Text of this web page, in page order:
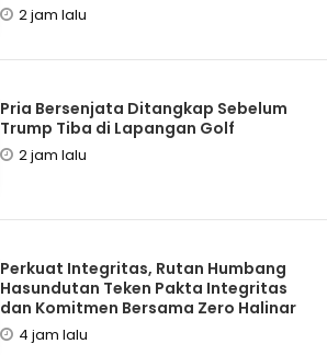
2 jam lalu
Pria Bersenjata Ditangkap Sebelum
Trump Tiba di Lapangan Golf
2 jam lalu
Perkuat Integritas, Rutan Humbang
Hasundutan Teken Pakta Integritas
dan Komitmen Bersama Zero Halinar
4 jam lalu